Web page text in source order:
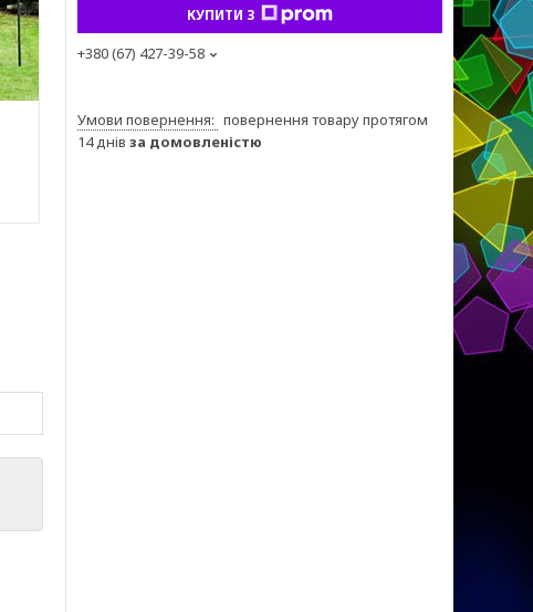
КУПИТИ З
+380 (67) 427-39-58
повернення товару протягом
14 днів за домовленістю